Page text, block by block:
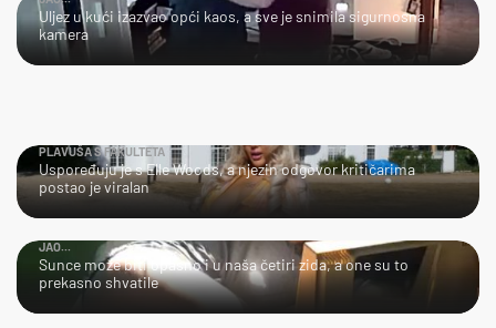
Uljez u kući izazvao opći kaos, a sve je snimila sigurnosna
kamera
PLAVUŠA S FAKULTETA
Uspoređuju je s Elle Woods, a njezin odgovor kritičarima
postao je viralan
JAO...
Sunce može biti opasno i u naša četiri zida, a one su to
prekasno shvatile